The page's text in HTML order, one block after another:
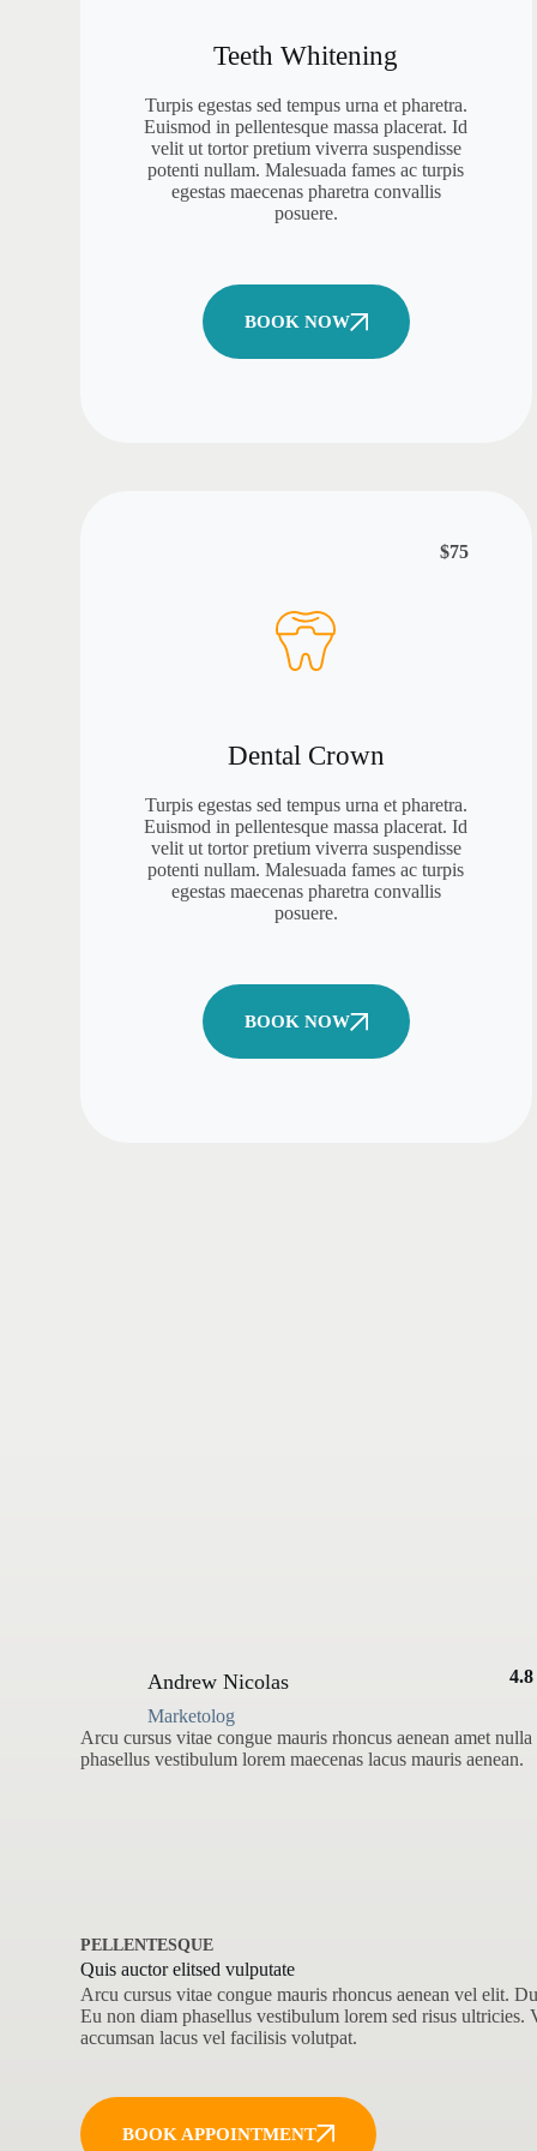
Teeth Whitening
Turpis egestas sed tempus urna et pharetra.
Euismod in pellentesque massa placerat. Id
velit ut tortor pretium viverra suspendisse
potenti nullam. Malesuada fames ac turpis
egestas maecenas pharetra convallis
posuere.
BOOK NOW
$75
Dental Crown
Turpis egestas sed tempus urna et pharetra.
Euismod in pellentesque massa placerat. Id
velit ut tortor pretium viverra suspendisse
potenti nullam. Malesuada fames ac turpis
egestas maecenas pharetra convallis
posuere.
BOOK NOW
Andrew Nicolas
4.8
Marketolog
Arcu cursus vitae congue mauris rhoncus aenean amet nulla
phasellus vestibulum lorem maecenas lacus mauris aenean.
PELLENTESQUE
Quis auctor elitsed vulputate
Arcu cursus vitae congue mauris rhoncus aenean vel elit.
Eu non diam phasellus vestibulum lorem sed risus ultricies.
accumsan lacus vel facilisis volutpat.
BOOK APPOINTMENT